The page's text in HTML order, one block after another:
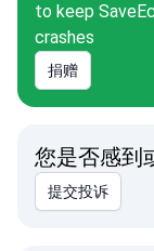
to keep
crashes
捐赠
您是否感到
提交投诉